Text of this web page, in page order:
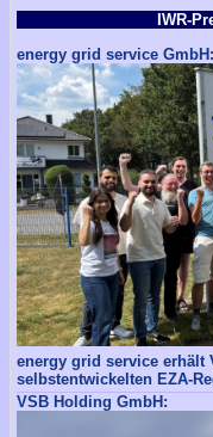
IWR-
energy grid service GmbH:
energy grid service erhält
selbstentwickelten EZA-
VSB Holding GmbH: